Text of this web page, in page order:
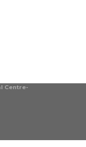
Centre-